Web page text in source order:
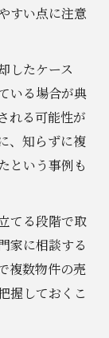
すい点に注意
したケース
いる場合が典
れる可能性が
、知らずに複
という事例も
てる段階で取
家に相談する
複数物件の売
握しておくこ